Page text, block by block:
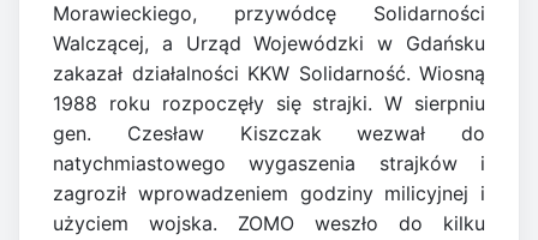
Morawieckiego, przywódcę Solidarności
Walczącej, a Urząd Wojewódzki w Gdańsku
zakazał działalności KKW Solidarność. Wiosną
1988 roku rozpoczęły się strajki. W sierpniu
gen. Czesław Kiszczak wezwał do
natychmiastowego wygaszenia strajków i
zagroził wprowadzeniem godziny milicyjnej i
użyciem wojska. ZOMO weszło do kilku